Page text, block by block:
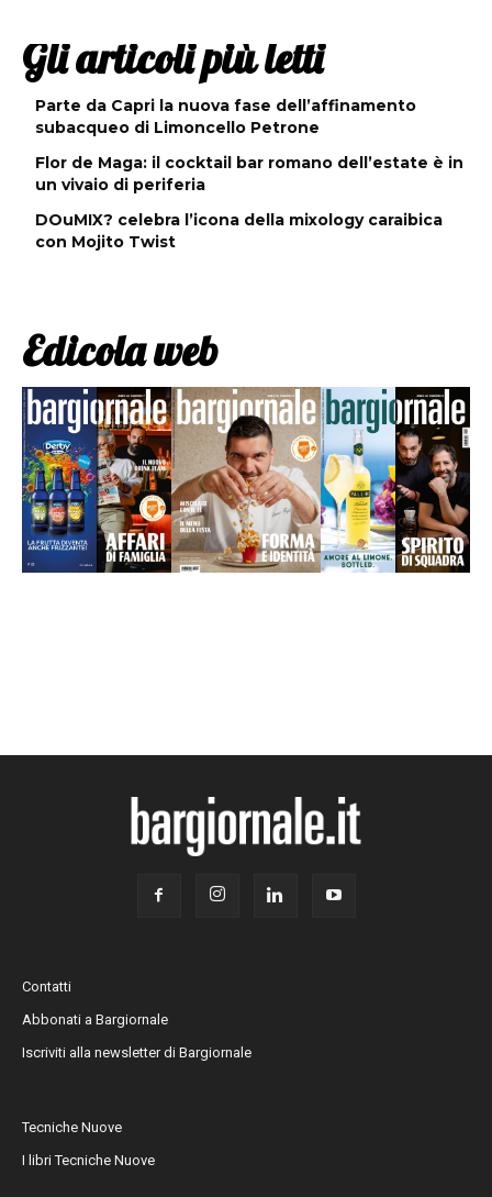
Gli articoli più letti
Parte da Capri la nuova fase dell’affinamento
subacqueo di Limoncello Petrone
Flor de Maga: il cocktail bar romano dell’estate è in
un vivaio di periferia
DOuMIX? celebra l’icona della mixology caraibica
con Mojito Twist
Edicola web
Contatti
Abbonati a Bargiornale
Iscriviti alla newsletter di Bargiornale
Tecniche Nuove
I libri Tecniche Nuove